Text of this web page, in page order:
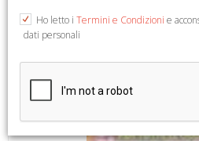
Ho letto i Termini e Condizioni e
dati personali